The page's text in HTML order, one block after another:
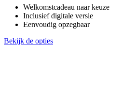
Welkomstcadeau naar keuze
Inclusief digitale versie
Eenvoudig opzegbaar
Bekijk de opties